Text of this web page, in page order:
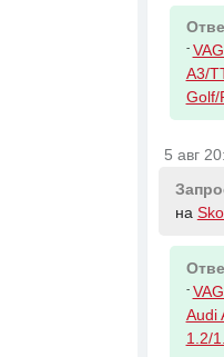
-
A3/
Golf/
5 авг
на
-
Audi
1.2/